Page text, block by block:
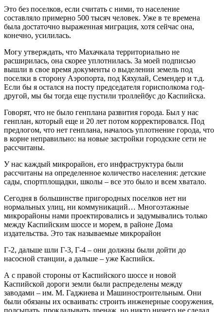
Это без поселков, если считать с ними, то население
составляло примерно 500 тысяч человек. Уже в те времена
была достаточно выраженная миграция, хотя сейчас она,
конечно, усилилась.
Могу утверждать, что Махачкала территориально не
расширилась, она скорее уплотнилась. За моей подписью
вышли в свое время документы о выделении земель под
поселки в сторону Аэропорта, под Кяхулай, Семендер и т.д.
Если бы я остался на посту председателя горисполкома год-
другой, мы бы тогда еще пустили троллейбус до Каспийска.
Говорят, что не было генплана развития города. Был у нас
генплан, который еще и 20 лет потом корректировался. Под
предлогом, что нет генплана, началось уплотнение города, что
в корне неправильно: на новые застройки городские сети не
рассчитаны.
У нас каждый микрорайон, его инфраструктура были
рассчитаны на определенное количество населения: детские
сады, спортплощадки, школы – все это было и всем хватало.
Сегодня в большинстве пригородных поселков нет ни
нормальных улиц, ни коммуникаций… Многоэтажные
микрорайоны нами проектировались и задумывались только
между Каспийским шоссе и морем, в районе Дома
издательства. Это так называемые микрорайон
Г-2, дальше шли Г-3, Г-4 – они должны были дойти до
насосной станции, а дальше – уже Каспийск.
А с правой стороны от Каспийского шоссе и новой
Каспийской дороги земли были распределены между
заводами – им. М. Гаджиева и Машиностроительным. Они
были обязаны их осваивать: строить инженерные сооружения,
подсыпать, прокладывать дренаж, но никто ничего не сделал.